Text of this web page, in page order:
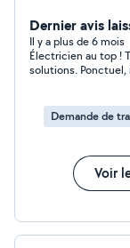
Dernier avis
Il y a plus de 6 mois
Électricien au top !
solutions.
Demande de
Voir